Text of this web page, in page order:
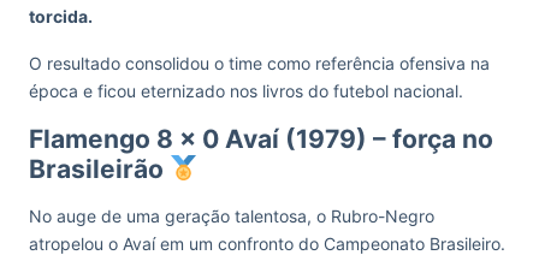
torcida.
O resultado consolidou o time como referência ofensiva na
época e ficou eternizado nos livros do futebol nacional.
Flamengo 8 x 0 Avaí (1979) – força no
Brasileirão
No auge de uma geração talentosa, o Rubro-Negro
atropelou o Avaí em um confronto do Campeonato Brasileiro.